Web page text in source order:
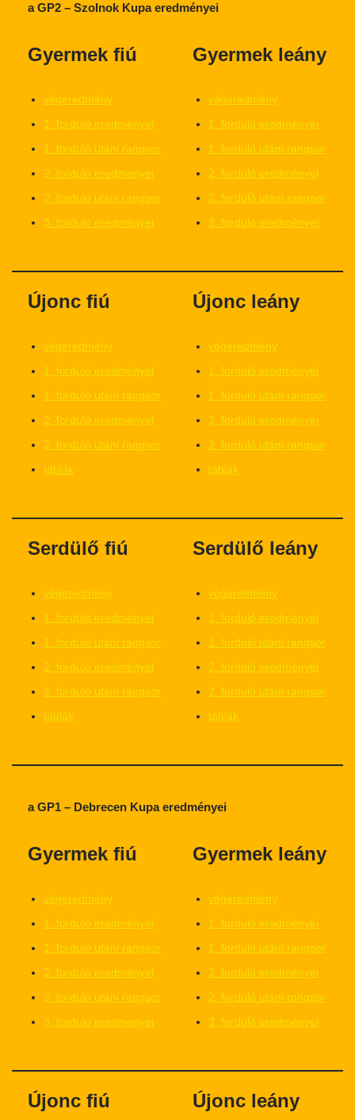
a GP2 – Szolnok Kupa eredményei
Gyermek fiú
végeredmény
1. forduló eredményei
1. forduló utáni rangsor
2. forduló eredményei
2. forduló utáni rangsor
3. forduló eredményei
Gyermek leány
végeredmény
1. forduló eredményei
1. forduló utáni rangsor
2. forduló eredményei
2. forduló utáni rangsor
3. forduló eredményei
Újonc fiú
végeredmény
1. forduló eredményei
1. forduló utáni rangsor
2. forduló eredményei
2. forduló utáni rangsor
táblák
Újonc leány
végeredmény
1. forduló eredményei
1. forduló utáni rangsor
2. forduló eredményei
2. forduló utáni rangsor
táblák
Serdülő fiú
végeredmény
1. forduló eredményei
1. forduló utáni rangsor
2. forduló eredményei
2. forduló utáni rangsor
táblák
Serdülő leány
végeredmény
1. forduló eredményei
1. forduló utáni rangsor
2. forduló eredményei
2. forduló utáni rangsor
táblák
a GP1 – Debrecen Kupa eredményei
Gyermek fiú
végeredmény
1. forduló eredményei
1. forduló utáni rangsor
2. forduló eredményei
2. forduló utáni rangsor
3. forduló eredményei
Gyermek leány
végeredmény
1. forduló eredményei
1. forduló utáni rangsor
2. forduló eredményei
2. forduló utáni rangsor
3. forduló eredményei
Újonc fiú Újonc leány